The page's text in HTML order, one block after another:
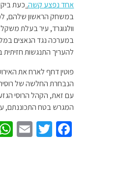
אחד נפצע קשה. כעת
במשחק הראשון שלהם,
וולגוגרד, עיר בעלת
במערכה נגד הנאצים
להעריך התנגשות חזיתית
פוטין דחף לארח את
הנבחרת החלשה של רוסיה,
עם זאת, הקהל הרוסי
המגרש בטח התכוננתם,
Fa
T
E